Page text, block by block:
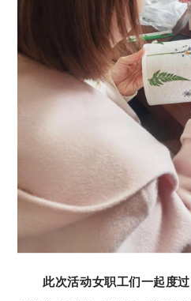
此次活动女职工们一起度